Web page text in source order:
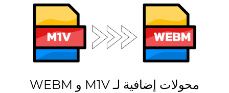
محولات إضافية لـ M1V و WEBM